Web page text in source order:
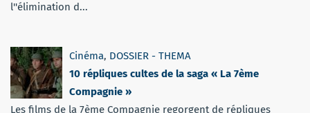
l''élimination d...
Cinéma, DOSSIER - THEMA
10 répliques cultes de la saga « La 7ème
Compagnie »
Les films de la 7ème Compagnie regorgent de répliques